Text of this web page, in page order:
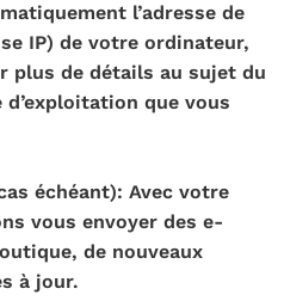
l’adresse de
IP) de votre ordinateur,
plus de détails au sujet du
que vous
échéant): Avec votre
vous envoyer des e-
de nouveaux
à jour.